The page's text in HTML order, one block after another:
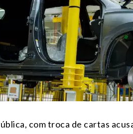
com troca de cartas